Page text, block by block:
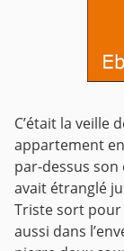
C’était la veille
appartement
par-dessus son
avait étranglé
Triste sort
aussi dans